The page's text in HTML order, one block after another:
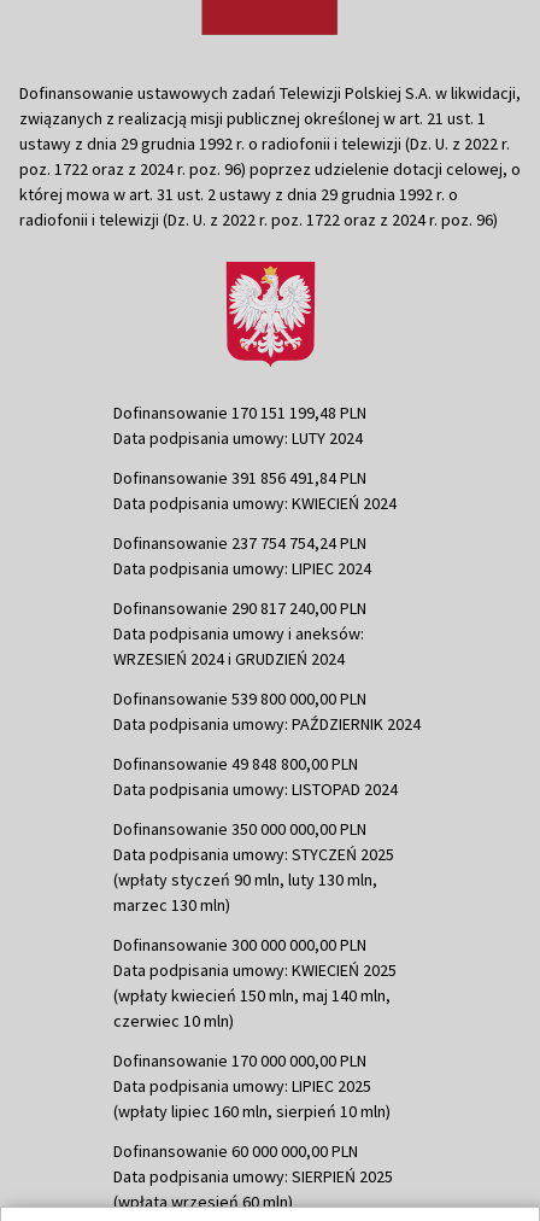
Dofinansowanie ustawowych zadań Telewizji Polskiej S.A. w likwidacji,
związanych z realizacją misji publicznej określonej w art. 21 ust. 1
ustawy z dnia 29 grudnia 1992 r. o radiofonii i telewizji (Dz. U. z 2022 r.
poz. 1722 oraz z 2024 r. poz. 96) poprzez udzielenie dotacji celowej, o
której mowa w art. 31 ust. 2 ustawy z dnia 29 grudnia 1992 r. o
radiofonii i telewizji (Dz. U. z 2022 r. poz. 1722 oraz z 2024 r. poz. 96)
Dofinansowanie 170 151 199,48 PLN
Data podpisania umowy: LUTY 2024
Dofinansowanie 391 856 491,84 PLN
Data podpisania umowy: KWIECIEŃ 2024
Dofinansowanie 237 754 754,24 PLN
Data podpisania umowy: LIPIEC 2024
Dofinansowanie 290 817 240,00 PLN
Data podpisania umowy i aneksów:
WRZESIEŃ 2024 i GRUDZIEŃ 2024
Dofinansowanie 539 800 000,00 PLN
Data podpisania umowy: PAŹDZIERNIK 2024
Dofinansowanie 49 848 800,00 PLN
Data podpisania umowy: LISTOPAD 2024
Dofinansowanie 350 000 000,00 PLN
Data podpisania umowy: STYCZEŃ 2025
(wpłaty styczeń 90 mln, luty 130 mln,
marzec 130 mln)
Dofinansowanie 300 000 000,00 PLN
Data podpisania umowy: KWIECIEŃ 2025
(wpłaty kwiecień 150 mln, maj 140 mln,
czerwiec 10 mln)
Dofinansowanie 170 000 000,00 PLN
Data podpisania umowy: LIPIEC 2025
(wpłaty lipiec 160 mln, sierpień 10 mln)
Dofinansowanie 60 000 000,00 PLN
Data podpisania umowy: SIERPIEŃ 2025
(wpłata wrzesień 60 mln)